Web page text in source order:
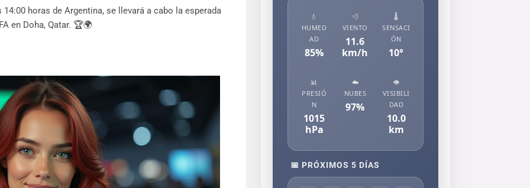
horas de Argentina, se llevará a cabo la esperada
en Doha, Qatar. 🏆🌍
💧
HUMED
AD
85%
💨
VIENTO
11.6
km/h
🌡️
SENSACI
ÓN
10°
📊
PRESIÓ
N
1015
hPa
☁️
NUBES
97%
👁️
VISIBILI
DAD
10.0
km
📅 PRÓXIMOS 5 DÍAS